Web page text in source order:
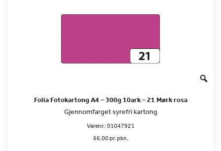
Folia Fotokartong A4 – 300g 10ark – 21 Mørk rosa
Gjennomfarget syrefri kartong
Varenr.:01047921
66.00 pr. pkn.